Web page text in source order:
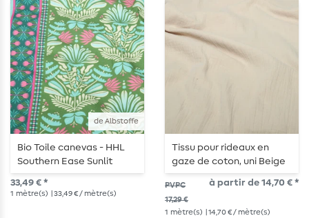
de Albstoffe
Bio Toile canevas - HHL
Southern Ease Sunlit
Botanica Vert
33,49 € *
1 mètre(s) | 33,49 € / mètre(s)
Tissu pour rideaux en
gaze de coton, uni Beige
– 280 cm
PVPC
17,29 €
à partir de 14,70 € *
1 mètre(s) | 14,70 € / mètre(s)